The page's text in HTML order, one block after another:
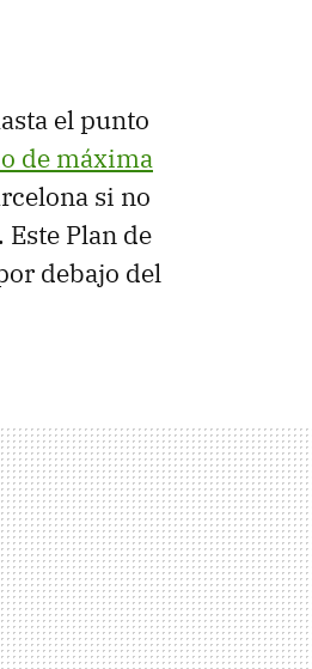
el punto
de máxima
si no
Plan de
debajo del